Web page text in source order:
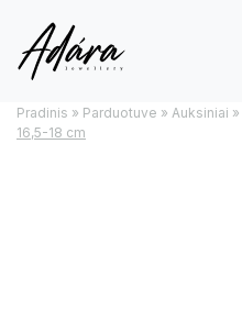
Pradinis » Parduotuve » Auksiniai »
16,5-18 cm